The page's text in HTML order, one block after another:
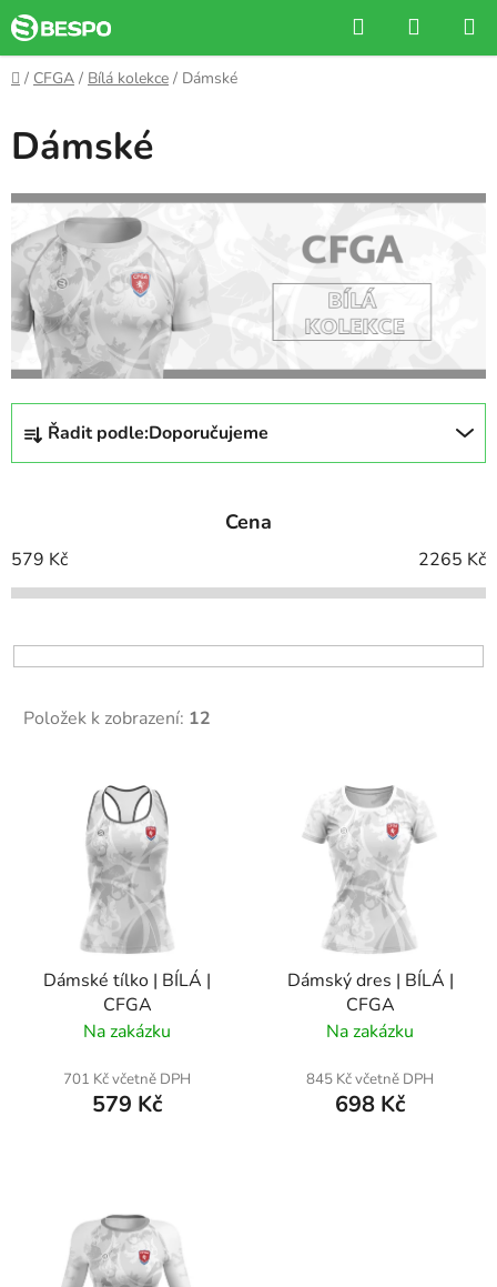
Přejít
na
obsah
Hledat
KOŠÍK
Domů
/ CFGA / Bílá kolekce / Dámské
Dámské
z
í
p
o
d
u
Řadit podle:Doporučujeme
Cena
579 Kč 2265 Kč
Položek k zobrazení: 12
Dámské tílko | BÍLÁ |
CFGA
Na zakázku
701 Kč včetně DPH
579 Kč
Dámský dres | BÍLÁ |
CFGA
Na zakázku
845 Kč včetně DPH
698 Kč